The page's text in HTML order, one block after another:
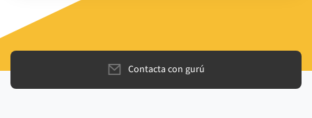
Contacta con gurú